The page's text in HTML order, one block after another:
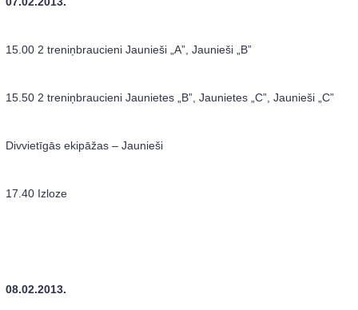
15.00 2 treniņbraucieni Jaunieši „A”, Jaunieši „B”
15.50 2 treniņbraucieni Jaunietes „B”, Jaunietes „C”, Jaunieši „C”
Divvietīgās ekipāžas – Jaunieši
17.40 Izloze
08.02.2013.